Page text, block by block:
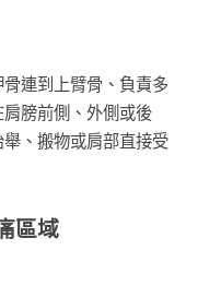
連到上臂骨、負責多
膀前側、外側或後
、搬物或肩部直接受
區域